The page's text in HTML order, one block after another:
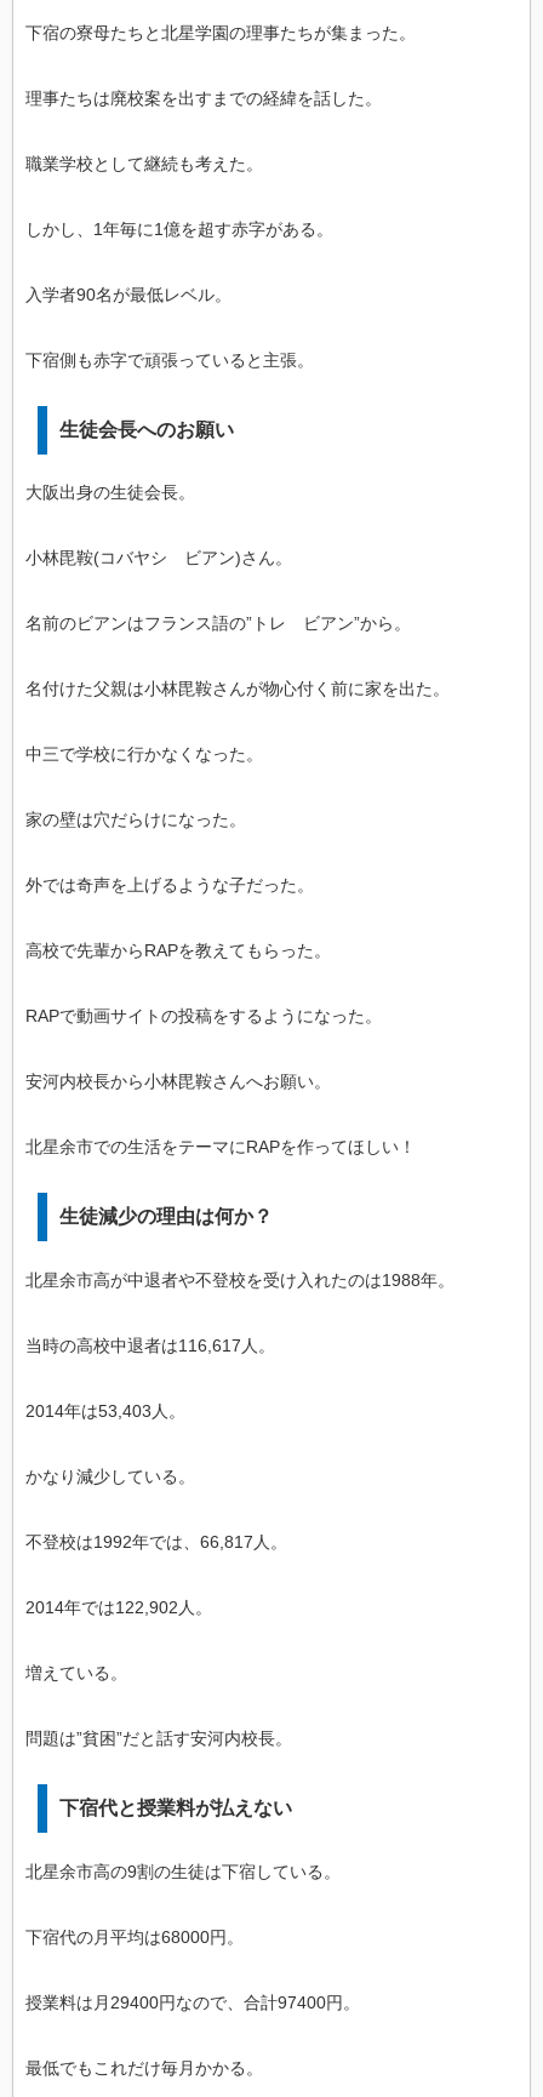
下宿の寮母たちと北星学園の理事たちが集まった。
理事たちは廃校案を出すまでの経緯を話した。
職業学校として継続も考えた。
しかし、1年毎に1億を超す赤字がある。
入学者90名が最低レベル。
下宿側も赤字で頑張っていると主張。
生徒会長へのお願い
大阪出身の生徒会長。
小林毘鞍(コバヤシ ビアン)さん。
名前のビアンはフランス語の”トレ ビアン”から。
名付けた父親は小林毘鞍さんが物心付く前に家を出た。
中三で学校に行かなくなった。
家の壁は穴だらけになった。
外では奇声を上げるような子だった。
高校で先輩からRAPを教えてもらった。
RAPで動画サイトの投稿をするようになった。
安河内校長から小林毘鞍さんへお願い。
北星余市での生活をテーマにRAPを作ってほしい！
生徒減少の理由は何か？
北星余市高が中退者や不登校を受け入れたのは1988年。
当時の高校中退者は116,617人。
2014年は53,403人。
かなり減少している。
不登校は1992年では、66,817人。
2014年では122,902人。
増えている。
問題は”貧困”だと話す安河内校長。
下宿代と授業料が払えない
北星余市高の9割の生徒は下宿している。
下宿代の月平均は68000円。
授業料は月29400円なので、合計97400円。
最低でもこれだけ毎月かかる。